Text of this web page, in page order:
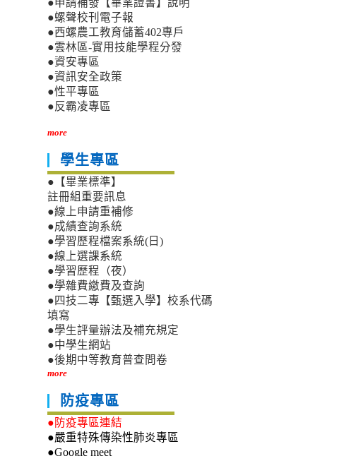
●申請補發【畢業證書】說明
●螺聲校刊電子報
●西螺農工教育儲蓄402專戶
●雲林區-實用技能學程分發
●資安專區
●資訊安全政策
●性平專區
●反霸凌專區
more
學生專區
●【畢業標準】
註冊組重要訊息
●線上申請重補修
●成績查詢系統
●學習歷程檔案系統(日)
●線上選課系統
●學習歷程（夜）
●學雜費繳費及查詢
●四技二專【甄選入學】校系代碼
填寫
●學生評量辦法及補充規定
●中學生網站
●後期中等教育普查問卷
more
防疫專區
●防疫專區連結
●嚴重特殊傳染性肺炎專區
●Google meet